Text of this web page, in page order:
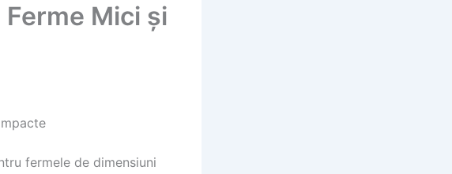
Mici și
fermele de dimensiuni